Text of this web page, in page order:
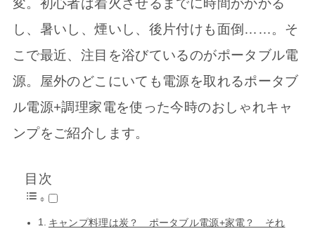
し、暑いし、煙いし、後片付けも面倒……。そ
こで最近、注目を浴びているのがポータブル電
源。屋外のどこにいても電源を取れるポータブ
ル電源+調理家電を使った今時のおしゃれキャ
ンプをご紹介します。
目次
キャンプ料理は炭？ ポータブル電源+家電？ それ